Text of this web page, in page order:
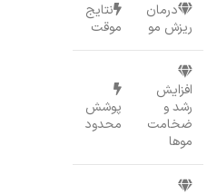
درمان
ریزش مو
نتایج
موقت
افزایش
رشد و
ضخامت
موها
پوشش
محدود